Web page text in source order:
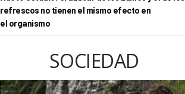
refrescos no tienen el mismo efecto en
el organismo
SOCIEDAD